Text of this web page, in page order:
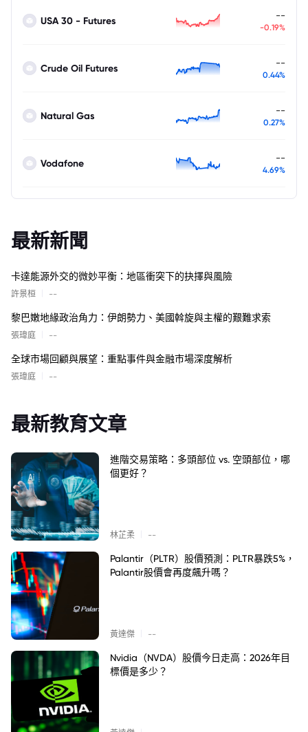
USA 30 - Futures --
-0.19%
Crude Oil Futures --
0.44%
Natural Gas --
0.27%
Vodafone --
4.69%
最新新聞
卡達能源外交的微妙平衡：地區衝突下的抉擇與風險
許景桓 --
黎巴嫩地緣政治角力：伊朗勢力、美國斡旋與主權的艱難求索
張瑋庭 --
全球市場回顧與展望：重點事件與金融市場深度解析
張瑋庭 --
最新教育文章
進階交易策略：多頭部位 vs. 空頭部位，哪
個更好？
林芷柔 --
Palantir（PLTR）股價預測：PLTR暴跌5%，
Palantir股價會再度飆升嗎？
黃達傑 --
Nvidia（NVDA）股價今日走高：2026年目
標價是多少？